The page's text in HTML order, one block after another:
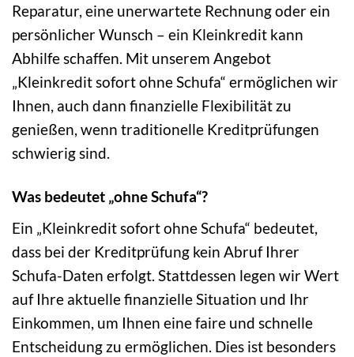
Reparatur, eine unerwartete Rechnung oder ein
persönlicher Wunsch – ein Kleinkredit kann
Abhilfe schaffen. Mit unserem Angebot
„Kleinkredit sofort ohne Schufa“ ermöglichen wir
Ihnen, auch dann finanzielle Flexibilität zu
genießen, wenn traditionelle Kreditprüfungen
schwierig sind.
Was bedeutet „ohne Schufa“?
Ein „Kleinkredit sofort ohne Schufa“ bedeutet,
dass bei der Kreditprüfung kein Abruf Ihrer
Schufa-Daten erfolgt. Stattdessen legen wir Wert
auf Ihre aktuelle finanzielle Situation und Ihr
Einkommen, um Ihnen eine faire und schnelle
Entscheidung zu ermöglichen. Dies ist besonders